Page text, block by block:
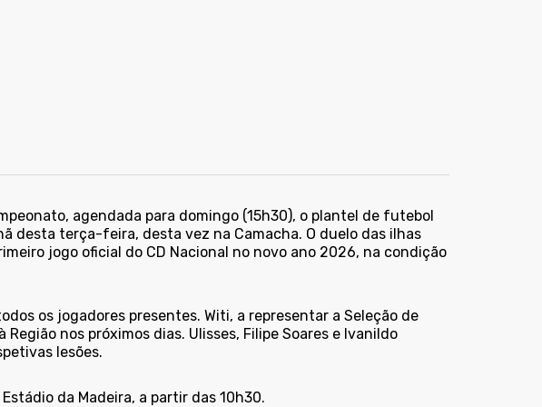
agendada para domingo (15h30), o plantel de futebol
desta terça-feira, desta vez na Camacha. O duelo das ilhas
jogo oficial do CD Nacional no novo ano 2026, na condição
os jogadores presentes. Witi, a representar a Seleção de
nos próximos dias. Ulisses, Filipe Soares e Ivanildo
lesões.
da Madeira, a partir das 10h30.